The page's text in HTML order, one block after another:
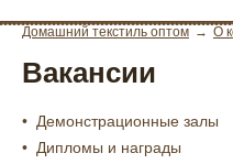
Домашний текстиль оптом О
Вакансии
Демонстрационные залы
Дипломы и награды